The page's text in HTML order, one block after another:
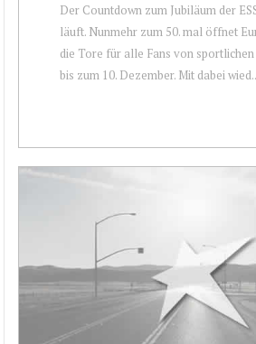
Der Countdown zum Jubiläum der
läuft. Nunmehr zum 50. mal öffnet
die Tore für alle Fans von
bis zum 10. Dezember. Mit dabei